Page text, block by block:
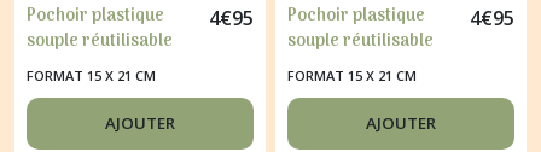
Pochoir plastique
souple réutilisable
Fabrika Décoru
FLOCON 340
4€95
FORMAT 15 X 21 CM
AJOUTER
Pochoir plastique
souple réutilisable
Fabrika Décoru
TAUREAUX 332
4€95
FORMAT 15 X 21 CM
AJOUTER